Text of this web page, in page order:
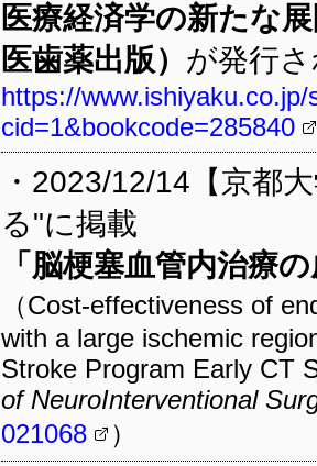
医療経済学の新たな
医歯薬出版） が発行
https://
cid=1&bookcode=285840
・2023/12/14【京都
る"に掲載
「 脳梗塞血管内治療
（Cost-effectiveness of
with a large ischemic
Stroke Program Early CT
of NeuroInterventional
021068
）